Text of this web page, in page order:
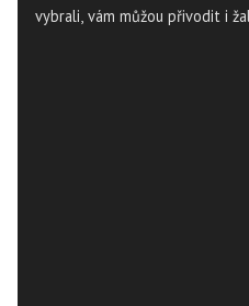
vybrali, vám můžou přivodit i